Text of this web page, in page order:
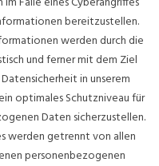
bereitzustellen.
werden durch die
und ferner mit dem Ziel
in unserem
optimales Schutzniveau für
Daten sicherzustellen.
werden getrennt von allen
personenbezogenen